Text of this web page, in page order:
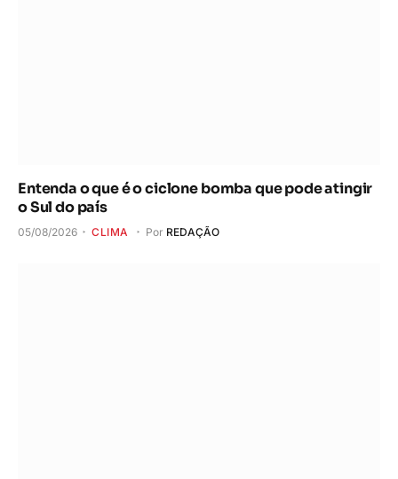
Entenda o que é o ciclone bomba que pode atingir
o Sul do país
05/08/2026 CLIMA Por REDAÇÃO